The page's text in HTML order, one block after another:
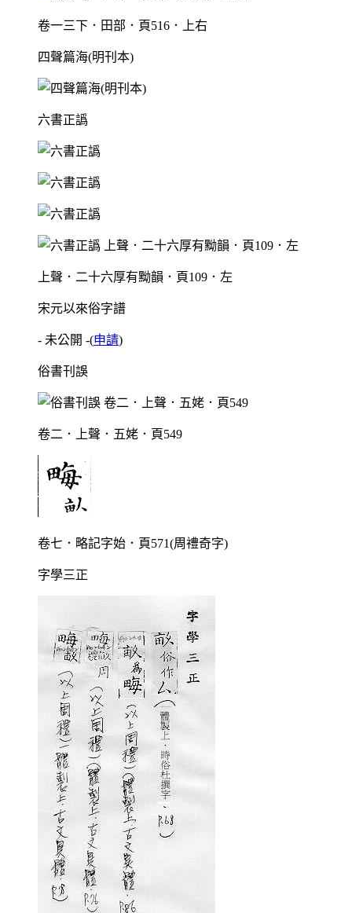
卷一三下．田部．頁516．上右
四聲篇海(明刊本)
六書正譌
上聲．二十六厚有黝韻．頁109．左
宋元以來俗字譜
- 未公開 -(申請)
俗書刊誤
卷二．上聲．五姥．頁549
卷七．略記字始．頁571(周禮奇字)
字學三正